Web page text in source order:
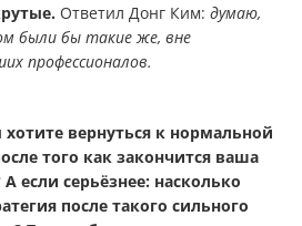
Ответил Донг Ким: думаю,
были бы такие же, вне
профессионалов.
вернуться к нормальной
того как закончится ваша
если серьёзнее: насколько
после такого сильного